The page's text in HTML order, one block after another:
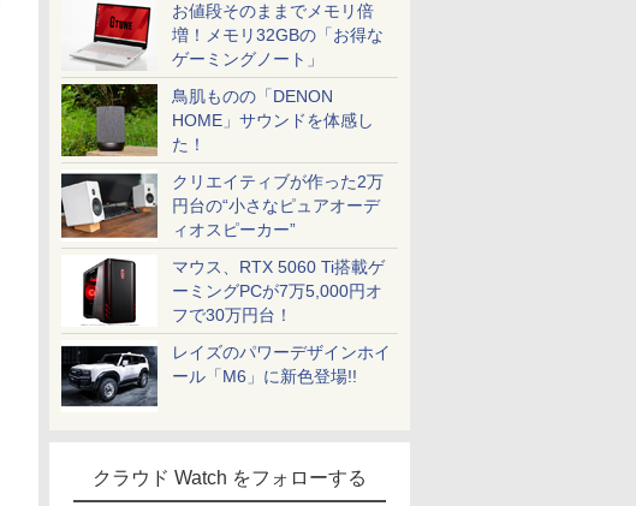
お値段そのままでメモリ倍
増！メモリ32GBの「お得な
ゲーミングノート」
鳥肌ものの「DENON
HOME」サウンドを体感し
た！
クリエイティブが作った2万
円台の“小さなピュアオーデ
ィオスピーカー”
マウス、RTX 5060 Ti搭載ゲ
ーミングPCが7万5,000円オ
フで30万円台！
レイズのパワーデザインホイ
ール「M6」に新色登場!!
クラウド Watch をフォローする